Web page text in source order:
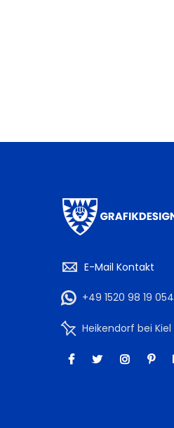
E-Mail Kontakt
+49 1520 98 19 054
Heikendorf bei Kiel